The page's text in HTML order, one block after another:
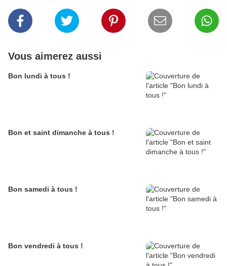
Vous aimerez aussi
Bon lundi à tous !
Bon et saint dimanche à tous !
Bon samedi à tous !
Bon vendredi à tous !